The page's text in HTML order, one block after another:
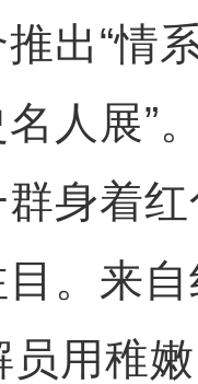
出“情
人展”
着红
。来
员用稚